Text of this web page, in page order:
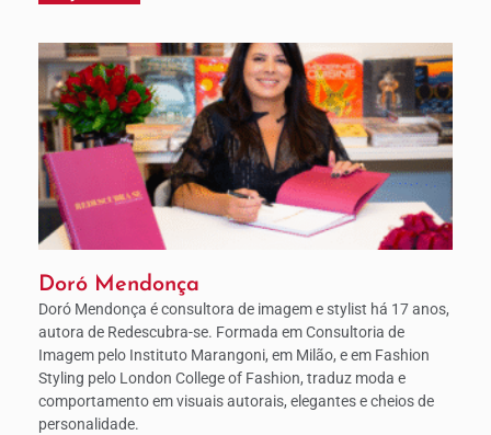
Doró Mendonça
Doró Mendonça é consultora de imagem e stylist há 17 anos,
autora de Redescubra-se. Formada em Consultoria de
Imagem pelo Instituto Marangoni, em Milão, e em Fashion
Styling pelo London College of Fashion, traduz moda e
comportamento em visuais autorais, elegantes e cheios de
personalidade.